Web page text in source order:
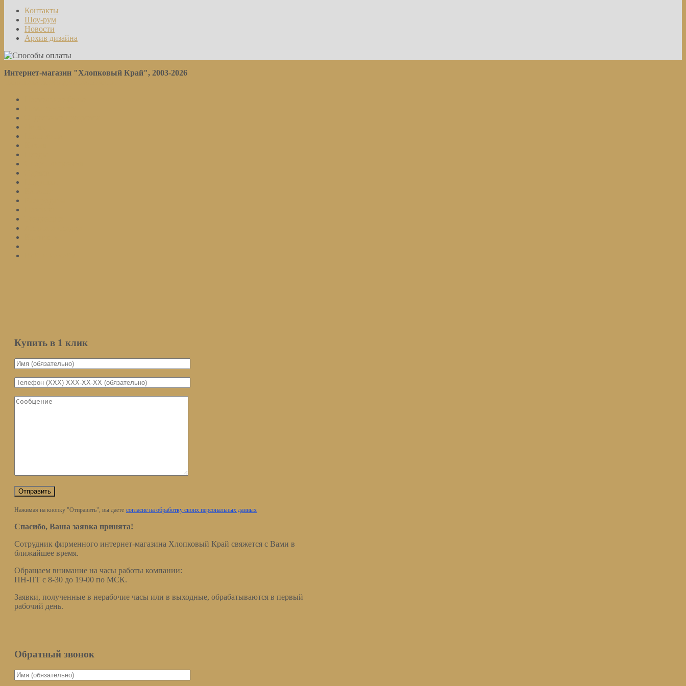
Контакты
Шоу-рум
Новости
Архив дизайна
Интернет-магазин "Хлопковый Край", 2003-2026
Купить в 1 клик
Нажимая на кнопку "Отправить", вы даете согласие на обработку своих персональных данных
Спасибо, Ваша заявка принята!
Сотрудник фирменного интернет-магазина Хлопковый Край свяжется с Вами в
ближайшее время.
Обращаем внимание на часы работы компании:
ПН-ПТ с 8-30 до 19-00 по МСК.
Заявки, полученные в нерабочие часы или в выходные, обрабатываются в первый
рабочий день.
Обратный звонок